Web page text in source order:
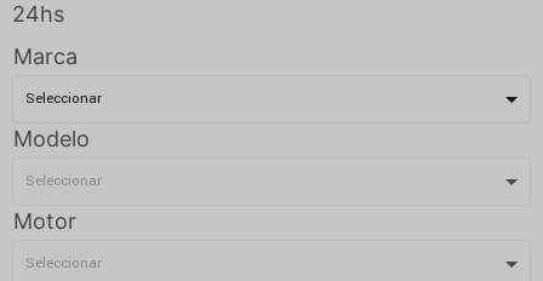
24hs
Marca
Modelo
Motor